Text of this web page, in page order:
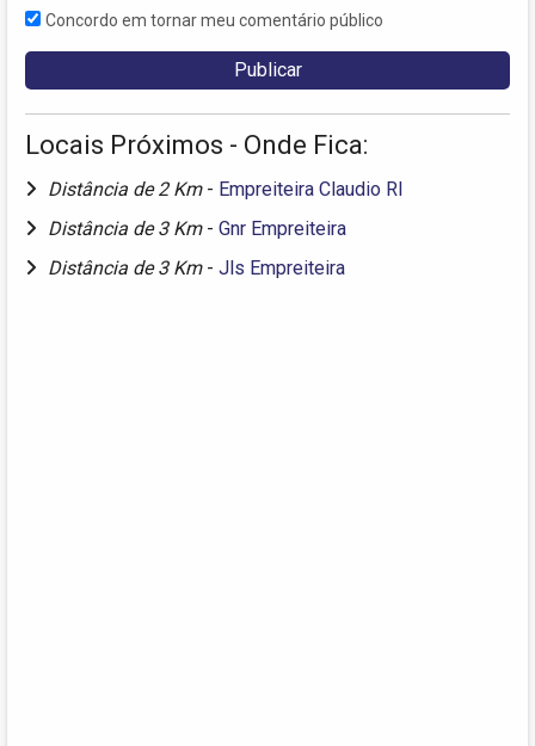
Concordo em tornar meu comentário público
Locais Próximos - Onde Fica:
Distância de 2 Km - Empreiteira Claudio Rl
Distância de 3 Km - Gnr Empreiteira
Distância de 3 Km - Jls Empreiteira